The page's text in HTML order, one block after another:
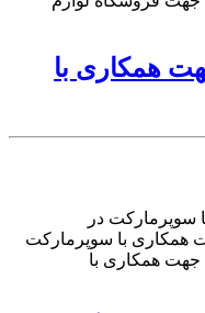
همکاری با
سوپرمارکت در
همکاری با سوپرمارکت
جهت همکاری با